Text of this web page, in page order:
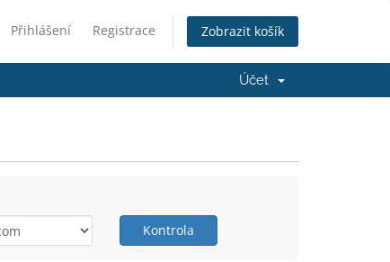
Přihlášení Registrace Zobrazit košík
Účet
Kontrola